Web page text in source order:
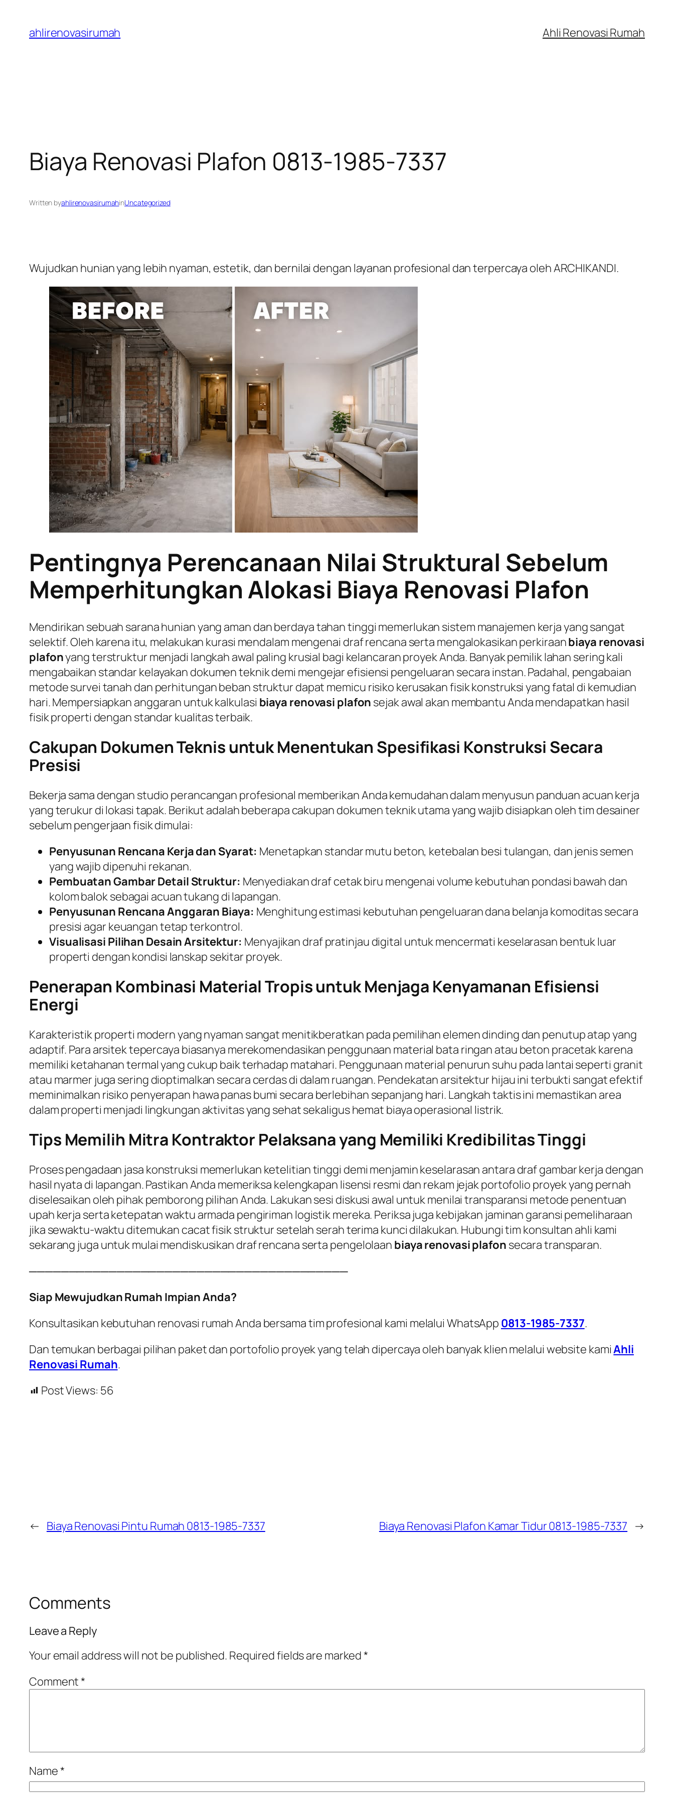
content
ahlirenovasirumah Ahli Renovasi Rumah
Biaya Renovasi Plafon 0813-1985-7337
Written byahlirenovasirumahinUncategorized
Wujudkan hunian yang lebih nyaman, estetik, dan bernilai dengan layanan profesional dan terpercaya oleh ARCHIKANDI.
Pentingnya Perencanaan Nilai Struktural Sebelum
Memperhitungkan Alokasi Biaya Renovasi Plafon
Mendirikan sebuah sarana hunian yang aman dan berdaya tahan tinggi memerlukan sistem manajemen kerja yang sangat
selektif. Oleh karena itu, melakukan kurasi mendalam mengenai draf rencana serta mengalokasikan perkiraanbiaya renovasi
plafonyang terstruktur menjadi langkah awal paling krusial bagi kelancaran proyek Anda. Banyak pemilik lahan sering kali
mengabaikan standar kelayakan dokumen teknik demi mengejar efisiensi pengeluaran secara instan. Padahal, pengabaian
metode survei tanah dan perhitungan beban struktur dapat memicu risiko kerusakan fisik konstruksi yang fatal di kemudian
hari. Mempersiapkan anggaran untuk kalkulasi biaya renovasi plafon sejak awal akan membantu Anda mendapatkan hasil
fisik properti dengan standar kualitas terbaik.
Cakupan Dokumen Teknis untuk Menentukan Spesifikasi Konstruksi Secara
Presisi
Bekerja sama dengan studio perancangan profesional memberikan Anda kemudahan dalam menyusun panduan acuan kerja
yang terukur di lokasi tapak. Berikut adalah beberapa cakupan dokumen teknik utama yang wajib disiapkan oleh tim desainer
sebelum pengerjaan fisik dimulai:
Penyusunan Rencana Kerja dan Syarat: Menetapkan standar mutu beton, ketebalan besi tulangan, dan jenis semen
yang wajib dipenuhi rekanan.
Pembuatan Gambar Detail Struktur: Menyediakan draf cetak biru mengenai volume kebutuhan pondasi bawah dan
kolom balok sebagai acuan tukang di lapangan.
Penyusunan Rencana Anggaran Biaya: Menghitung estimasi kebutuhan pengeluaran dana belanja komoditas secara
presisi agar keuangan tetap terkontrol.
Visualisasi Pilihan Desain Arsitektur: Menyajikan draf pratinjau digital untuk mencermati keselarasan bentuk luar
properti dengan kondisi lanskap sekitar proyek.
Penerapan Kombinasi Material Tropis untuk Menjaga Kenyamanan Efisiensi
Energi
Karakteristik properti modern yang nyaman sangat menitikberatkan pada pemilihan elemen dinding dan penutup atap yang
adaptif. Para arsitek tepercaya biasanya merekomendasikan penggunaan material bata ringan atau beton pracetak karena
memiliki ketahanan termal yang cukup baik terhadap matahari. Penggunaan material penurun suhu pada lantai seperti granit
atau marmer juga sering dioptimalkan secara cerdas di dalam ruangan. Pendekatan arsitektur hijau ini terbukti sangat efektif
meminimalkan risiko penyerapan hawa panas bumi secara berlebihan sepanjang hari. Langkah taktis ini memastikan area
dalam properti menjadi lingkungan aktivitas yang sehat sekaligus hemat biaya operasional listrik.
Tips Memilih Mitra Kontraktor Pelaksana yang Memiliki Kredibilitas Tinggi
Proses pengadaan jasa konstruksi memerlukan ketelitian tinggi demi menjamin keselarasan antara draf gambar kerja dengan
hasil nyata di lapangan. Pastikan Anda memeriksa kelengkapan lisensi resmi dan rekam jejak portofolio proyek yang pernah
diselesaikan oleh pihak pemborong pilihan Anda. Lakukan sesi diskusi awal untuk menilai transparansi metode penentuan
upah kerja serta ketepatan waktu armada pengiriman logistik mereka. Periksa juga kebijakan jaminan garansi pemeliharaan
jika sewaktu-waktu ditemukan cacat fisik struktur setelah serah terima kunci dilakukan. Hubungi tim konsultan ahli kami
sekarang juga untuk mulai mendiskusikan draf rencana serta pengelolaan biaya renovasi plafon secara transparan.
────────────────────────────────────────
Siap Mewujudkan Rumah Impian Anda?
Konsultasikan kebutuhan renovasi rumah Anda bersama tim profesional kami melalui WhatsApp 0813-1985-7337.
Dan temukan berbagai pilihan paket dan portofolio proyek yang telah dipercaya oleh banyak klien melalui website kamiAhli
Renovasi Rumah.
Post Views: 56
← Biaya Renovasi Pintu Rumah 0813-1985-7337 Biaya Renovasi Plafon Kamar Tidur 0813-1985-7337 →
Comments
Leave a Reply
Your email address will not be published. Required fields are marked*
Comment*
Name*